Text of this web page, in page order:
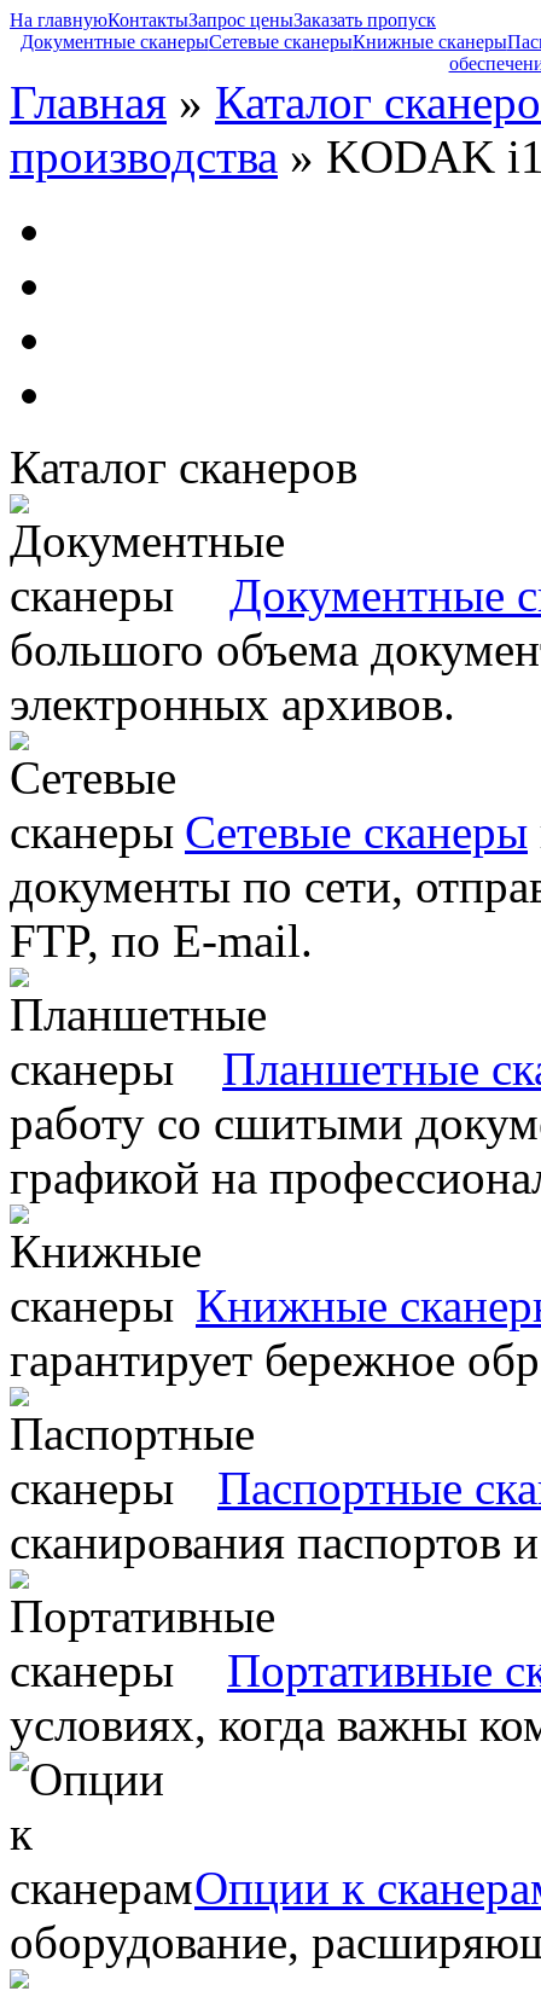
На главнуюКонтактыЗапрос ценыЗаказать пропуск
Документные сканерыСетевые сканерыКнижные сканеры
Главная » Каталог
производства » KODAK
Каталог сканеров
Документные
большого объема
электронных архивов.
Сетевые сканеры
документы по сети,
FTP, по E-mail.
Планшетные
работу со сшитыми
графикой на
Книжные
гарантирует бережное
Паспортные
сканирования паспортов
Портативные
условиях, когда важны
Опции к
оборудование,